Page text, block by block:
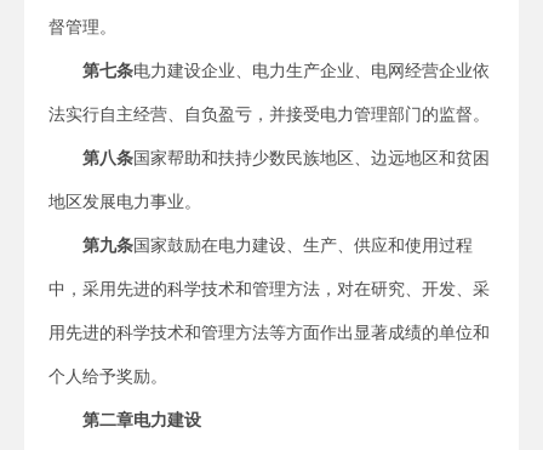
督管理。
第七条电力建设企业、电力生产企业、电网经营企业依
法实行自主经营、自负盈亏，并接受电力管理部门的监督。
第八条 国家帮助和扶持少数民族地区、边远地区和贫困
地区发展电力事业。
第九条 国家鼓励在电力建设、生产、供应和使用过程
中，采用先进的科学技术和管理方法，对在研究、开发、采
用先进的科学技术和管理方法等方面作出显著成绩的单位和
个人给予奖励。
第二章电力建设